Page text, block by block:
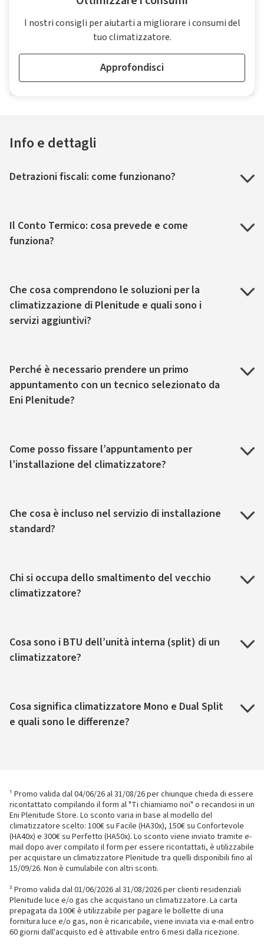
I nostri consigli per aiutarti a migliorare i consumi del
tuo climatizzatore.
Approfondisci
Info e dettagli
Detrazioni fiscali: come funzionano?
Il Conto Termico: cosa prevede e come
funziona?
Che cosa comprendono le soluzioni per la
climatizzazione di Plenitude e quali sono i
servizi aggiuntivi?
Perché è necessario prendere un primo
appuntamento con un tecnico selezionato da
Eni Plenitude?
Come posso fissare l’appuntamento per
l’installazione del climatizzatore?
Che cosa è incluso nel servizio di installazione
standard?
Chi si occupa dello smaltimento del vecchio
climatizzatore?
Cosa sono i BTU dell’unità interna (split) di un
climatizzatore?
Cosa significa climatizzatore Mono e Dual Split
e quali sono le differenze?
¹ Promo valida dal 04/06/26 al 31/08/26 per chiunque chieda di essere
ricontattato compilando il form al "Ti chiamiamo noi" o recandosi in un
Eni Plenitude Store. Lo sconto varia in base al modello del
climatizzatore scelto: 100€ su Facile (HA30x), 150€ su Confortevole
(HA40x) e 300€ su Perfetto (HA50x). Lo sconto viene inviato tramite e-
mail dopo aver compilato il form per essere ricontattati, è utilizzabile
per acquistare un climatizzatore Plenitude tra quelli disponibili fino al
15/09/26. Non è cumulabile con altri sconti.
² Promo valida dal 01/06/2026 al 31/08/2026 per clienti residenziali
Plenitude luce e/o gas che acquistano un climatizzatore. La carta
prepagata da 100€ è utilizzabile per pagare le bollette di una
fornitura luce e/o gas, non è ricaricabile, viene inviata via e-mail entro
60 giorni dall'acquisto ed è attivabile entro 6 mesi dalla ricezione.